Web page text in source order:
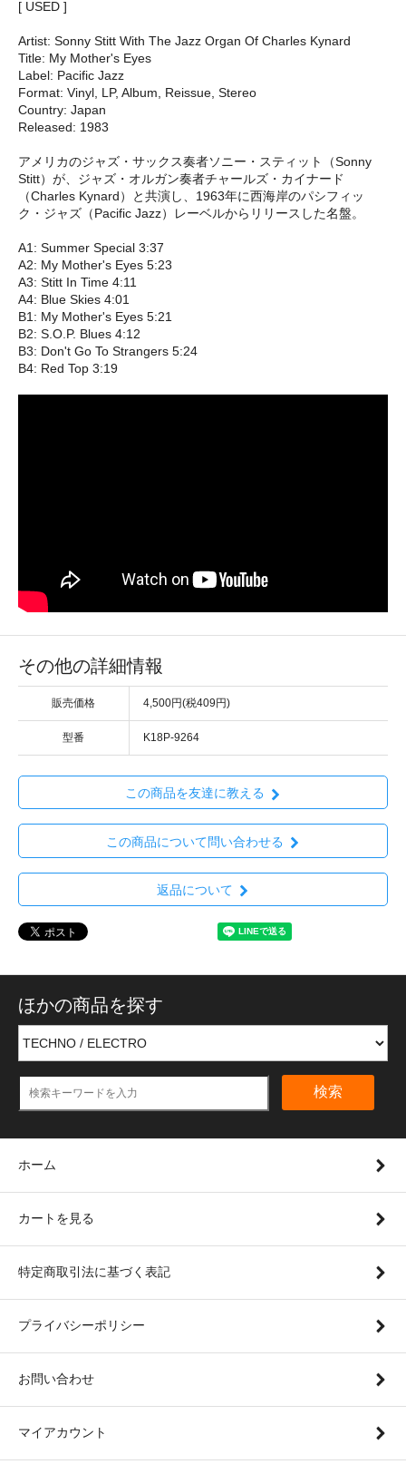
[ USED ]
Artist: Sonny Stitt With The Jazz Organ Of Charles Kynard
Title: My Mother's Eyes
Label: Pacific Jazz
Format: Vinyl, LP, Album, Reissue, Stereo
Country: Japan
Released: 1983
アメリカのジャズ・サックス奏者ソニー・スティット（Sonny
Stitt）が、ジャズ・オルガン奏者チャールズ・カイナード
（Charles Kynard）と共演し、1963年に西海岸のパシフィッ
ク・ジャズ（Pacific Jazz）レーベルからリリースした名盤。
A1: Summer Special 3:37
A2: My Mother's Eyes 5:23
A3: Stitt In Time 4:11
A4: Blue Skies 4:01
B1: My Mother's Eyes 5:21
B2: S.O.P. Blues 4:12
B3: Don't Go To Strangers 5:24
B4: Red Top 3:19
その他の詳細情報
販売価格 4,500円(税409円)
型番 K18P-9264
この商品を友達に教える
この商品について問い合わせる
返品について
ほかの商品を探す
検索
ホーム
カートを見る
特定商取引法に基づく表記
プライバシーポリシー
お問い合わせ
マイアカウント